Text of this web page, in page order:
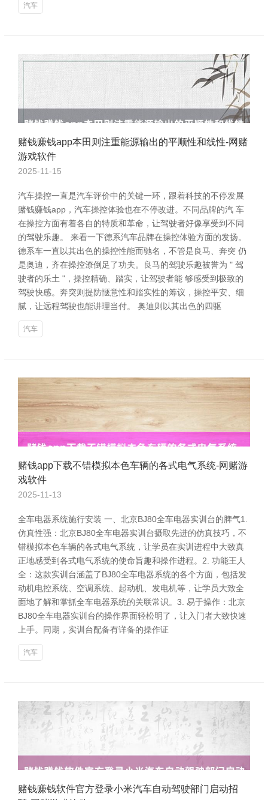
汽车
赌钱赚钱app本田则注重能源输出的平顺性和线性-网赌
游戏软件
2025-11-15
汽车操控一直是汽车评价中的关键一环，跟着科技的不停发展
赌钱赚钱app，汽车操控体验也在不停改进。不同品牌的汽 车
在操控方面有着各自的特质和革命，让驾驶者好像享受到不同
的驾驶乐趣。 来看一下德系汽车品牌在操控体验方面的发扬。
德系车一直以其出色的操控性能而驰名，不管是良马、奔突 仍
是奥迪，齐在操控潦倒足了功夫。良马的驾驶乐趣被誉为 " 驾
驶者的乐土 "，操控精确、踏实，让驾驶者能 够感受到极致的
驾驶快感。奔突则提防惬意性和踏实性的筹议，操控平安、细
腻，让远程驾驶也能讲理当付。 奥迪则以其出色的四驱
汽车
赌钱app下载不错模拟本色车辆的各式电气系统-网赌游
戏软件
2025-11-13
全车电器系统施行安装 一、北京BJ80全车电器实训台的脾气1.
仿真性强：北京BJ80全车电器实训台摄取先进的仿真技巧，不
错模拟本色车辆的各式电气系统，让学员在实训进程中大致真
正地感受到各式电气系统的使命旨趣和操作进程。2. 功能王人
全：这款实训台涵盖了BJ80全车电器系统的各个方面，包括发
动机电控系统、空调系统、起动机、发电机等，让学员大致全
面地了解和掌抓全车电器系统的关联常识。3. 易于操作：北京
BJ80全车电器实训台的操作界面轻松明了，让入门者大致快速
上手。同期，实训台配备有详备的操作证
汽车
赌钱赚钱软件官方登录小米汽车自动驾驶部门启动招